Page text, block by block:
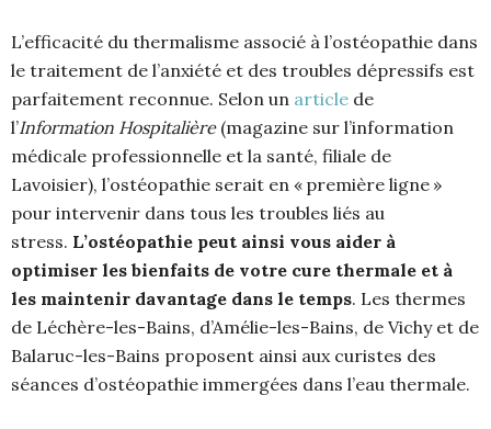
L’efficacité du thermalisme associé à l’ostéopathie dans
le traitement de l’anxiété et des troubles dépressifs est
parfaitement reconnue. Selon un article de
l’Information Hospitalière (magazine sur l’information
médicale professionnelle et la santé, filiale de
Lavoisier), l’ostéopathie serait en « première ligne »
pour intervenir dans tous les troubles liés au
stress. L’ostéopathie peut ainsi vous aider à
optimiser les bienfaits de votre cure thermale et à
les maintenir davantage dans le temps. Les thermes
de Léchère-les-Bains, d’Amélie-les-Bains, de Vichy et de
Balaruc-les-Bains proposent ainsi aux curistes des
séances d’ostéopathie immergées dans l’eau thermale.